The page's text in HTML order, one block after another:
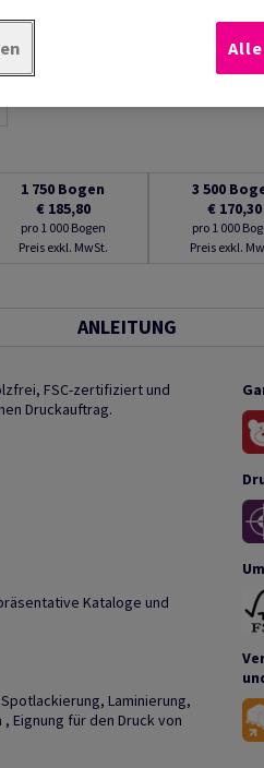
1 750 Bogen
€ 185,80
pro 1 000 Bogen
Preis exkl. MwSt.
3 500
€ 170,30
pro 1 000
Preis exkl.
ANLEITUNG
FSC-zertifiziert und
Druckauftrag.
Kataloge und
Laminierung,
Eignung für den Druck von